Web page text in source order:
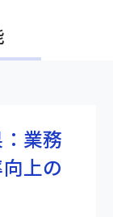
業務
上の